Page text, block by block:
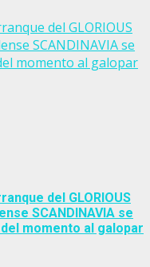
del GLORIOUS
SCANDINAVIA se
momento al galopar
del GLORIOUS
SCANDINAVIA se
momento al galopar